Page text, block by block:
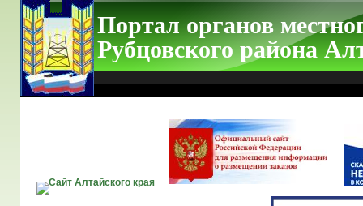
Портал органов
Рубцовского района